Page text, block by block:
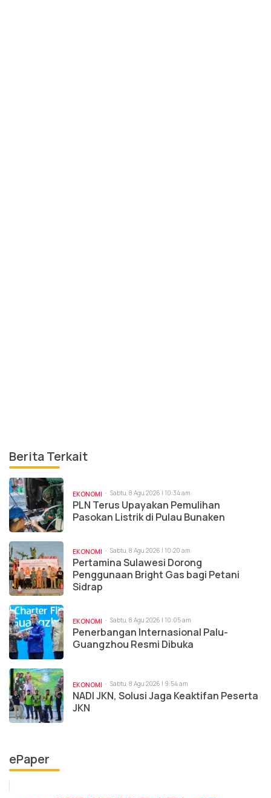
Berita Terkait
EKONOMI Sabtu, 8 Agu 2026 | 10:34 am
PLN Terus Upayakan Pemulihan
Pasokan Listrik di Pulau Bunaken
EKONOMI Sabtu, 8 Agu 2026 | 10:20 am
Pertamina Sulawesi Dorong
Penggunaan Bright Gas bagi Petani
Sidrap
EKONOMI Sabtu, 8 Agu 2026 | 10:05 am
Penerbangan Internasional Palu-
Guangzhou Resmi Dibuka
EKONOMI Sabtu, 8 Agu 2026 | 9:54 am
NADI JKN, Solusi Jaga Keaktifan Peserta
JKN
ePaper